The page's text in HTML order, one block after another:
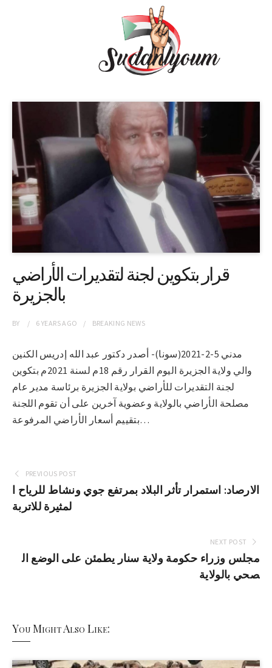
قرار بتكوين لجنة لتقديرات الأراضي
بالجزيرة
BY 6 YEARSAGO BREAKING NEWS
مدني 5-2-2021(سونا)- أصدر دكتور عبد الله إدريس الكنين
والي ولاية الجزيرة اليوم القرار رقم 18م لسنة 2021م بتكوين
لجنة التقديرات للأراضي بولاية الجزيرة برئاسة مدير عام
مصلحة الأراضي بالولاية وعضوية آخرين على أن تقوم اللجنة
بتقييم أسعار الأراضي المرفوعة…
PREVIOUS POST
الارصاد: استمرار تأثر البلاد بمرتفع جوي ونشاط للرياح ا
لمثيرة للاتربة
NEXT POST
مجلس وزراء حكومة ولاية سنار يطمئن على الوضع ال
صحي بالولاية
You Might Also Like: